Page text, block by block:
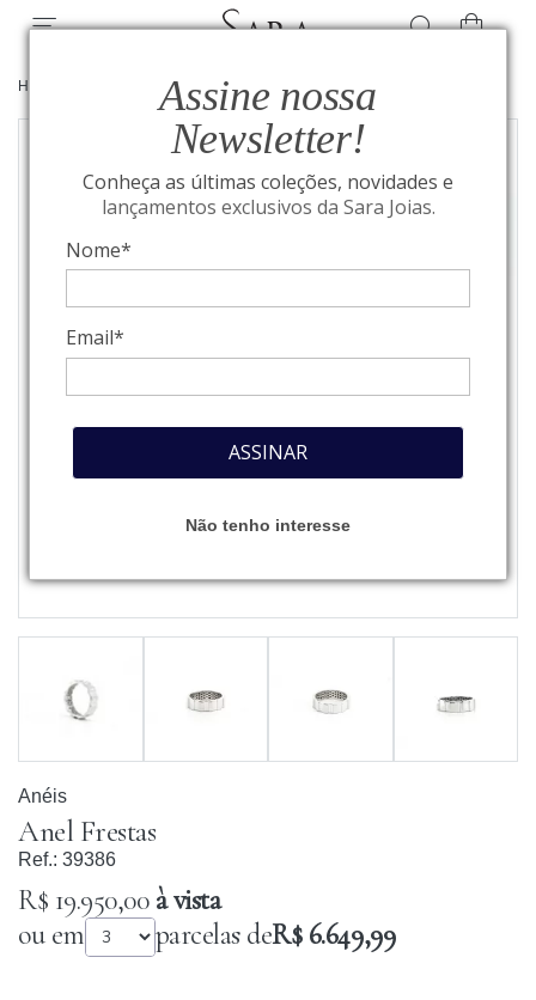
Assine nossa
Newsletter!
Conheça as últimas coleções, novidades e
lançamentos exclusivos da Sara Joias.
Nome*
Email*
ASSINAR
Não tenho interesse
HOME ANÉIS
Anéis
Anel Frestas
Ref.: 39386
R$ 19.950,00à vista
ou em
parcelas deR$ 6.649,99